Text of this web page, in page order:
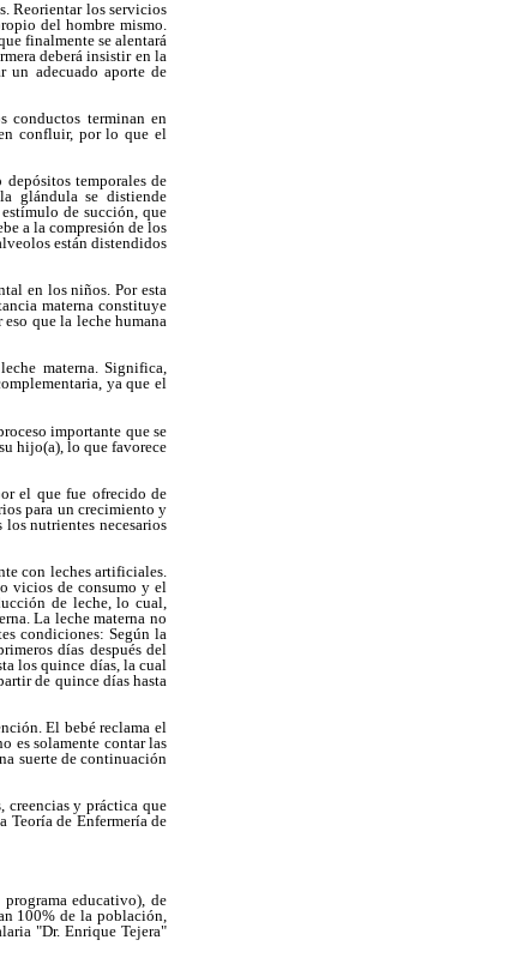
Reorientar los servicios
del hombre mismo.
finalmente se alentará
deberá insistir en la
un adecuado aporte de
conductos terminan en
confluir, por lo que el
temporales de
glándula se distiende
de succión, que
a la compresión de los
están distendidos
en los niños. Por esta
materna constituye
que la leche humana
materna. Significa,
ya que el
importante que se
hijo(a), lo que favorece
el que fue ofrecido de
para un crecimiento y
nutrientes necesarios
con leches artificiales.
vicios de consumo y el
de leche, lo cual,
La leche materna no
condiciones: Según la
días después del
los quince días, la cual
de quince días hasta
El bebé reclama el
es solamente contar las
suerte de continuación
creencias y práctica que
Teoría de Enfermería de
educativo), de
100% de la población,
"Dr. Enrique Tejera"